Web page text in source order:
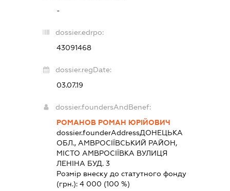
-
dossier.edrpo:
43091468
dossier.regDate:
03.07.19
dossier.foundersAndBenef:
РОМАНОВ РОМАН ЮРІЙОВИЧ
dossier.founderAddressДОНЕЦЬКА
ОБЛ., АМВРОСІЇВСЬКИЙ РАЙОН,
МІСТО АМВРОСІЇВКА ВУЛИЦЯ
ЛЕНІНА БУД. 3
Розмір внеску до статутного фонду
(грн.):4 000 (100 %)